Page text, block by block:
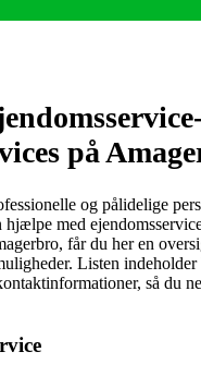
på
og pålidelige
hjælpe med
får du her en
Listen indeholder
så du